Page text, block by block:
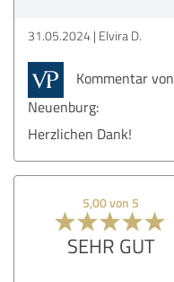
31.05.2024 Elvira D.
Kommentar
Neuenburg:
Herzlichen Dank!
5,00 von 5
SEHR GUT